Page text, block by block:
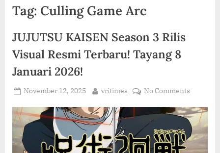
U
N
D
O
.
C
M
Tag: Culling Game Arc
JUJUTSU KAISEN Season 3 Rilis
Visual Resmi Terbaru! Tayang 8
Januari 2026!
Posted
November 12, 2025 By
vritimes No Commentson
KAISEN
Season
3
Rilis